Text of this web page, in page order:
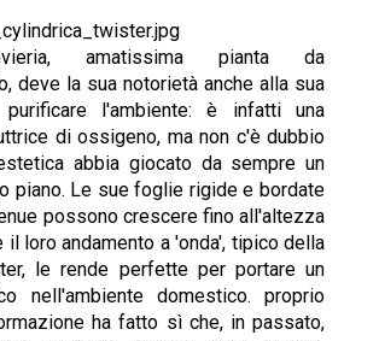
amatissima pianta da
deve la sua notorietà anche alla sua
l'ambiente: è infatti una
di ossigeno, ma non c'è dubbio
abbia giocato da sempre un
piano. Le sue foglie rigide e bordate
possono crescere fino all'altezza
il loro andamento a 'onda', tipico della
le rende perfette per portare un
nell'ambiente domestico. proprio
ha fatto sì che, in passato,